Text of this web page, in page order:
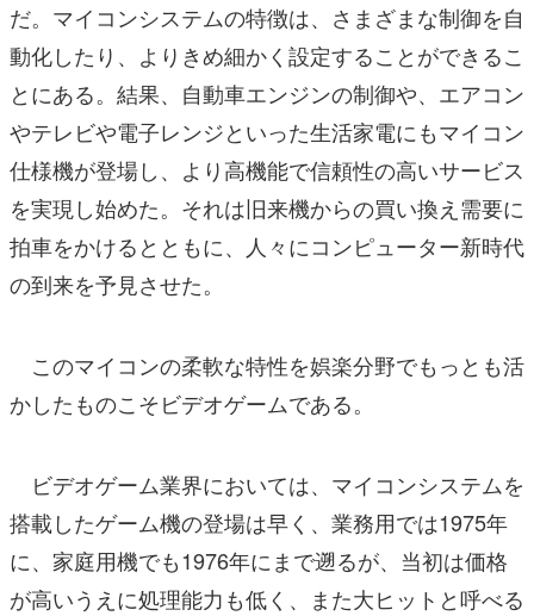
だ。マイコンシステムの特徴は、さまざまな制御を自
動化したり、よりきめ細かく設定することができるこ
とにある。結果、自動車エンジンの制御や、エアコン
やテレビや電子レンジといった生活家電にもマイコン
仕様機が登場し、より高機能で信頼性の高いサービス
を実現し始めた。それは旧来機からの買い換え需要に
拍車をかけるとともに、人々にコンピューター新時代
の到来を予見させた。
このマイコンの柔軟な特性を娯楽分野でもっとも活
かしたものこそビデオゲームである。
ビデオゲーム業界においては、マイコンシステムを
搭載したゲーム機の登場は早く、業務用では1975年
に、家庭用機でも1976年にまで遡るが、当初は価格
が高いうえに処理能力も低く、また大ヒットと呼べる